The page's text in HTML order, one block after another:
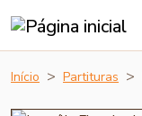
Início Partituras